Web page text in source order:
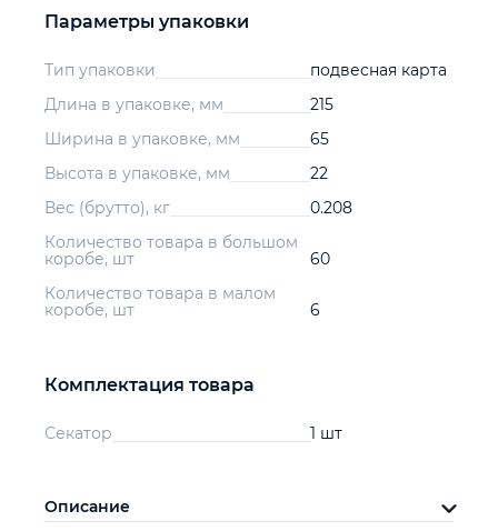
Параметры упаковки
Тип упаковки
подвесная карта
Длина в упаковке, мм
215
Ширина в упаковке, мм
65
Высота в упаковке, мм
22
Вес (брутто), кг
0.208
Количество товара в большом
коробе, шт
60
Количество товара в малом
коробе, шт
6
Комплектация товара
Секатор 1 шт
Описание